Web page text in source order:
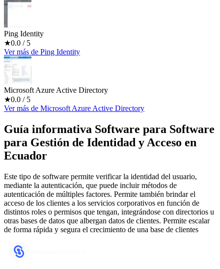
Ping Identity
★0.0 / 5
Ver más de Ping Identity
Microsoft Azure Active Directory
★0.0 / 5
Ver más de Microsoft Azure Active Directory
Guía informativa Software para Software
para Gestión de Identidad y Acceso en
Ecuador
Este tipo de software permite verificar la identidad del usuario,
mediante la autenticación, que puede incluir métodos de
autenticación de múltiples factores. Permite también brindar el
acceso de los clientes a los servicios corporativos en función de
distintos roles o permisos que tengan, integrándose con directorios u
otras bases de datos que albergan datos de clientes. Permite escalar
de forma rápida y segura el crecimiento de una base de clientes